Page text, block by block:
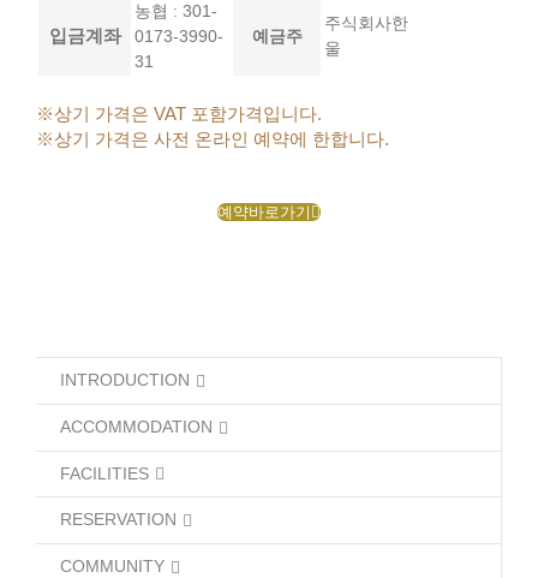
입금계좌
농협 : 301-
0173-3990-
31
예금주
주식회사한
울
※상기 가격은 VAT 포함가격입니다.
※상기 가격은 사전 온라인 예약에 한합니다.
예약바로가기
INTRODUCTION
ACCOMMODATION
FACILITIES
RESERVATION
COMMUNITY